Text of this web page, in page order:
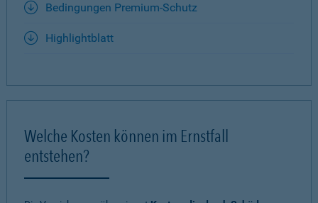
Bedingungen Premium-Schutz
Highlightblatt
Welche Kosten können im Ernstfall
entstehen?